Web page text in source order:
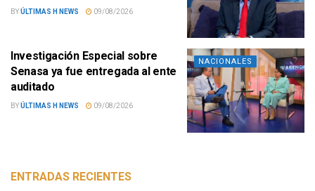
BYÚLTIMAS H NEWS 09/08/2026
NACIONALES
Investigación Especial sobre
Senasa ya fue entregada al ente
auditado
BYÚLTIMAS H NEWS 09/08/2026
ENTRADAS RECIENTES